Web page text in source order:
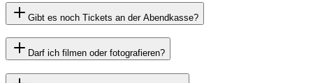
Gibt es noch Tickets an der Abendkasse?
Darf ich filmen oder fotografieren?